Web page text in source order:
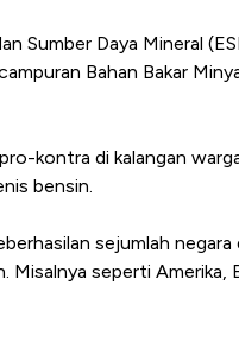
Sumber Daya Mineral
Bahan Bakar
kontra di kalangan
bensin.
sejumlah negara
seperti Amerika,